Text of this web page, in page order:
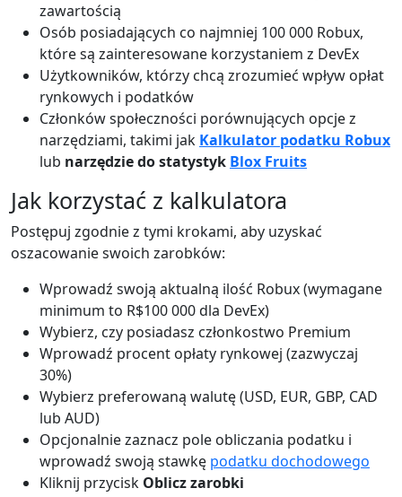
zawartością
Osób posiadających co najmniej 100 000 Robux,
które są zainteresowane korzystaniem z DevEx
Użytkowników, którzy chcą zrozumieć wpływ opłat
rynkowych i podatków
Członków społeczności porównujących opcje z
narzędziami, takimi jak Kalkulator podatku Robux
lub narzędzie do statystyk Blox Fruits
Jak korzystać z kalkulatora
Postępuj zgodnie z tymi krokami, aby uzyskać
oszacowanie swoich zarobków:
Wprowadź swoją aktualną ilość Robux (wymagane
minimum to R$100 000 dla DevEx)
Wybierz, czy posiadasz członkostwo Premium
Wprowadź procent opłaty rynkowej (zazwyczaj
30%)
Wybierz preferowaną walutę (USD, EUR, GBP, CAD
lub AUD)
Opcjonalnie zaznacz pole obliczania podatku i
wprowadź swoją stawkę podatku dochodowego
Kliknij przycisk Oblicz zarobki